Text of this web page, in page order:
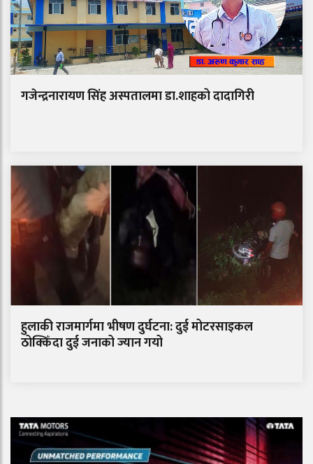
गजेन्द्रनारायण सिंह अस्पतालमा डा.शाहको दादागिरी
हुलाकी राजमार्गमा भीषण दुर्घटना: दुई मोटरसाइकल
ठोक्किँदा दुई जनाको ज्यान गयो